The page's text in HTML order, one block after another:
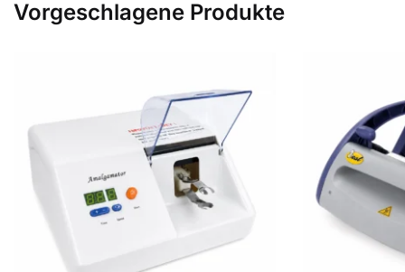
Vorgeschlagene Produkte